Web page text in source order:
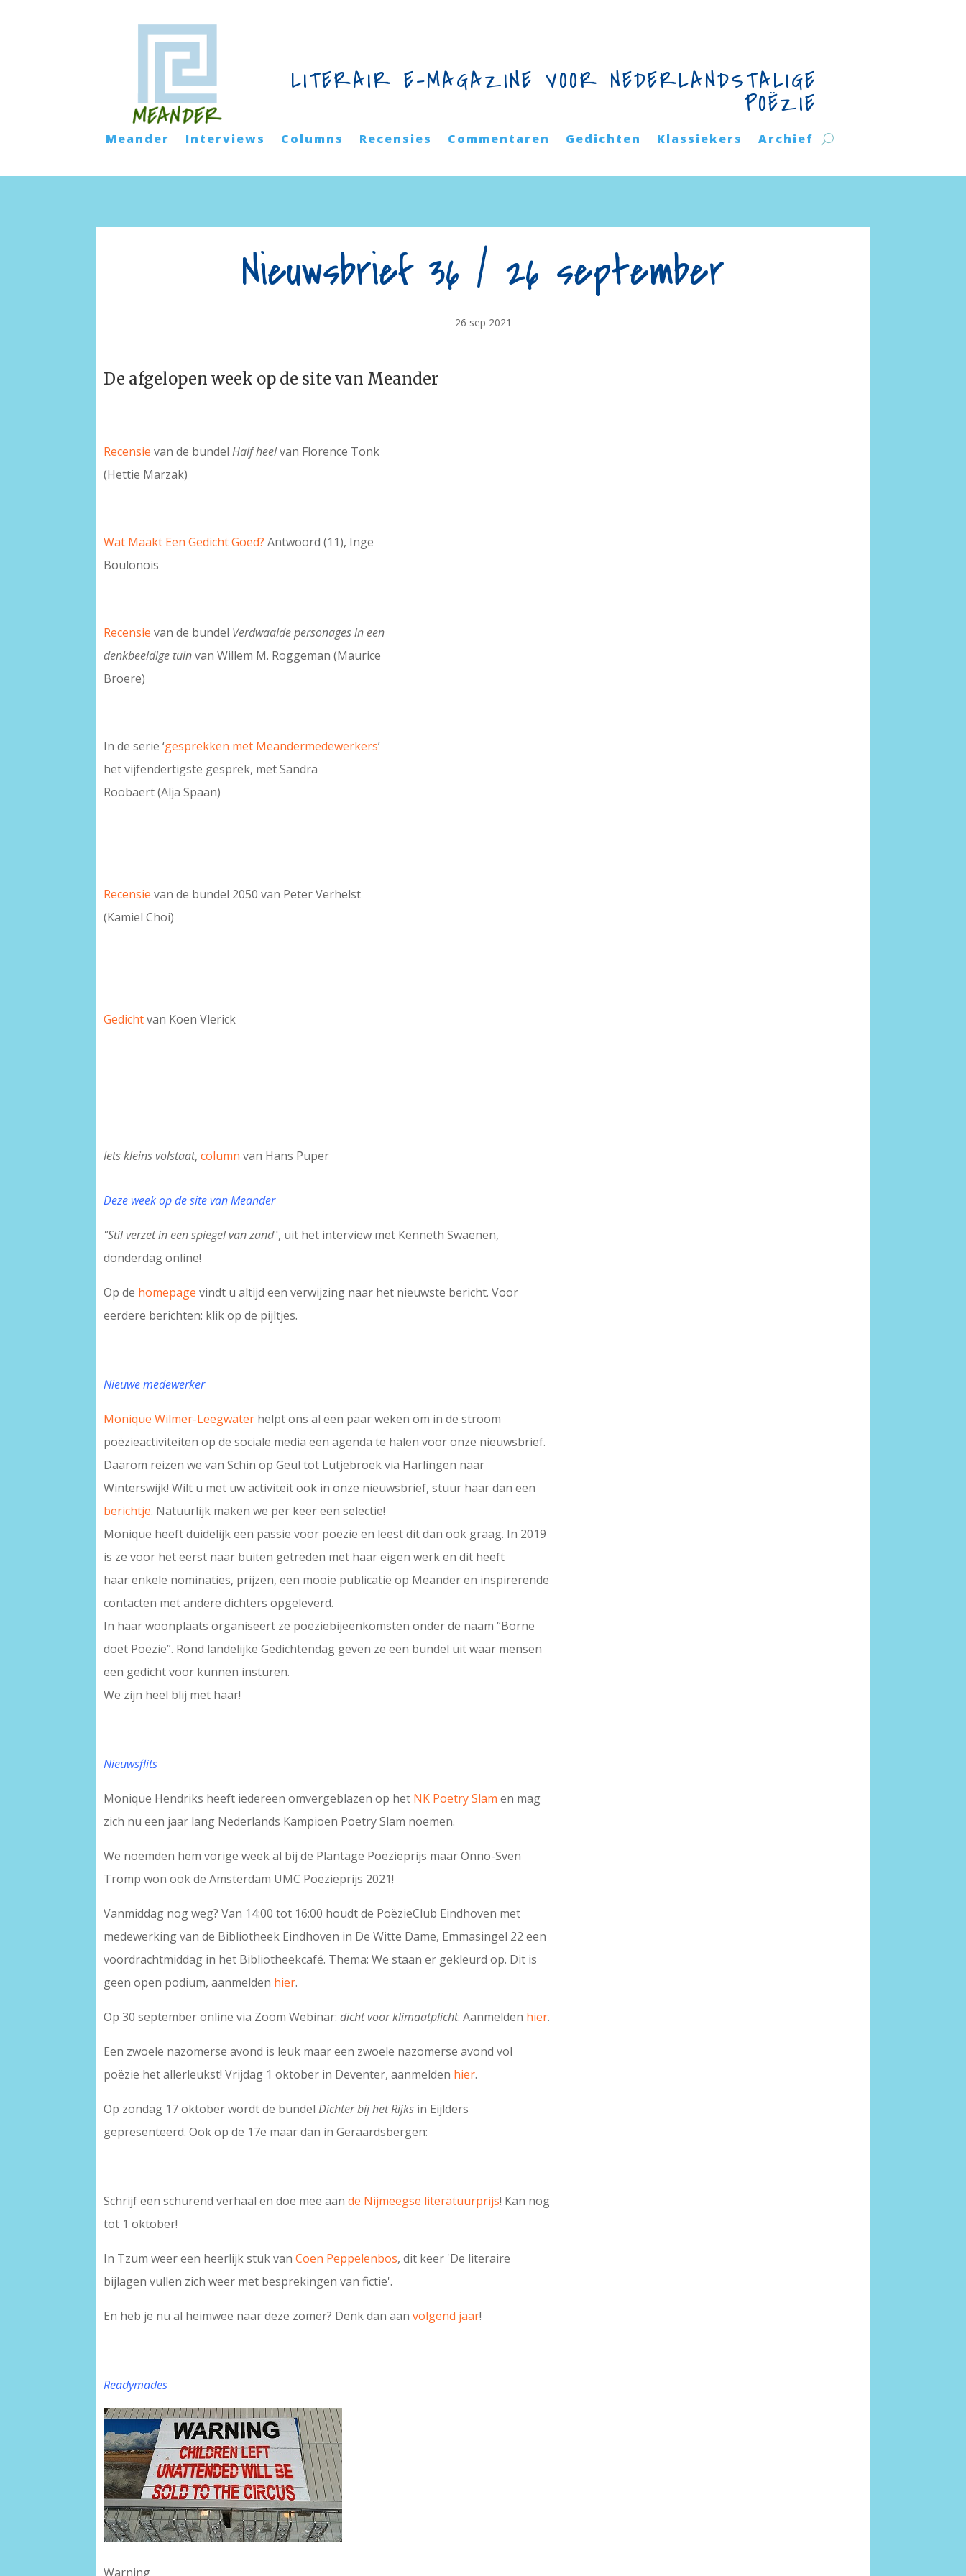
LITERAIR E-MAGAZINE VOOR NEDERLANDSTALIGE
POËZIE
Meander Interviews Columns Recensies Commentaren Gedichten Klassiekers Archief
Nieuwsbrief 36 / 26 september
26 sep 2021
De afgelopen week op de site van Meander
Recensie van de bundelHalf heelvan Florence Tonk
(Hettie Marzak)
Wat Maakt Een Gedicht Goed? Antwoord (11), Inge
Boulonois
Recensie van de bundel Verdwaalde personages in een
denkbeeldige tuinvan Willem M. Roggeman (Maurice
Broere)
In de serie ‘gesprekken met Meandermedewerkers’
het vijfendertigste gesprek, met Sandra
Roobaert (Alja Spaan)
Recensie van de bundel 2050 van Peter Verhelst
(Kamiel Choi)
Gedichtvan Koen Vlerick
Iets kleins volstaat,column van Hans Puper
Deze week op de site van Meander
"Stil verzet in een spiegel van zand", uit het interview met Kenneth Swaenen,
donderdag online!
Op de homepage vindt u altijd een verwijzing naar het nieuwste bericht. Voor
eerdere berichten: klik op de pijltjes.
Nieuwe medewerker
Monique Wilmer-Leegwater helpt ons al een paar weken om in de stroom
poëzieactiviteiten op de sociale media een agenda te halen voor onze nieuwsbrief.
Daarom reizen we van Schin op Geul tot Lutjebroek via Harlingen naar
Winterswijk! Wilt u met uw activiteit ook in onze nieuwsbrief, stuur haar dan een
berichtje. Natuurlijk maken we per keer een selectie!
Monique heeft duidelijk een passie voor poëzie en leest dit dan ook graag. In 2019
is ze voor het eerst naar buiten getreden met haar eigen werk en dit heeft
haar enkele nominaties, prijzen, een mooie publicatie op Meander en inspirerende
contacten met andere dichters opgeleverd.
In haar woonplaats organiseert ze poëziebijeenkomsten onder de naam “Borne
doet Poëzie”. Rond landelijke Gedichtendag geven ze een bundel uit waar mensen
een gedicht voor kunnen insturen.
We zijn heel blij met haar!
Nieuwsflits
Monique Hendriks heeft iedereen omvergeblazen op het NK Poetry Slam en mag
zich nu een jaar lang Nederlands Kampioen Poetry Slam noemen.
We noemden hem vorige week al bij de Plantage Poëzieprijs maar Onno-Sven
Tromp won ook de Amsterdam UMC Poëzieprijs 2021!
Vanmiddag nog weg? Van 14:00 tot 16:00 houdt de PoëzieClub Eindhoven met
medewerking van de Bibliotheek Eindhoven in De Witte Dame, Emmasingel 22 een
voordrachtmiddag in het Bibliotheekcafé. Thema: We staan er gekleurd op. Dit is
geen open podium, aanmelden hier.
Op 30 september online via Zoom Webinar:dicht voor klimaatplicht. Aanmelden hier.
Een zwoele nazomerse avond is leuk maar een zwoele nazomerse avond vol
poëzie het allerleukst! Vrijdag 1 oktober in Deventer, aanmelden hier.
Op zondag 17 oktober wordt de bundelDichter bij het Rijks in Eijlders
gepresenteerd. Ook op de 17e maar dan in Geraardsbergen:
Schrijf een schurend verhaal en doe mee aande Nijmeegse literatuurprijs! Kan nog
tot 1 oktober!
In Tzum weer een heerlijk stuk vanCoen Peppelenbos, dit keer 'De literaire
bijlagen vullen zich weer met besprekingen van fictie'.
En heb je nu al heimwee naar deze zomer? Denk dan aanvolgend jaar!
Readymades
Warning